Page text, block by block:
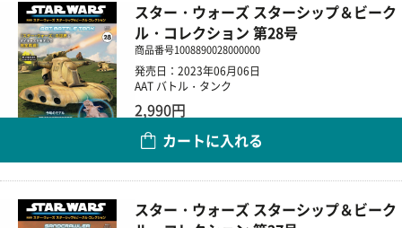
スター・ウォーズ スターシップ＆ビーク
ル・コレクション 第28号
商品番号1008890028000000
発売日：2023年06月06日
AAT バトル・タンク
2,990円
カートに入れる
スター・ウォーズ スターシップ＆ビーク